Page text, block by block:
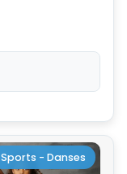
Sports - Danses